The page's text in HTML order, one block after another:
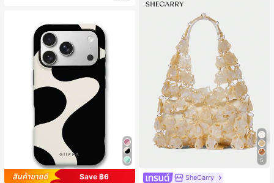
Save ฿6
5
SheCarry
#1 ขายดี